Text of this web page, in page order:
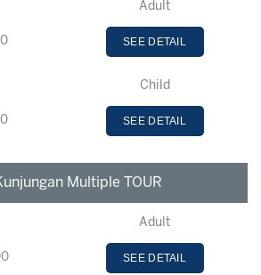
Adult
SEE DETAIL
Child
SEE DETAIL
Multiple TOUR
Adult
SEE DETAIL